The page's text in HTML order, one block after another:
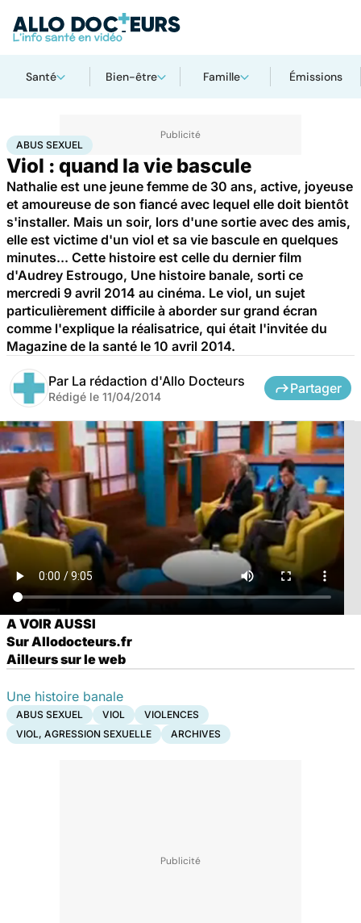
Santé Bien-être Famille Émissions
Accueil SantéAbus sexuel
ABUS SEXUEL
Viol : quand la vie bascule
Nathalie est une jeune femme de 30 ans, active, joyeuse
et amoureuse de son fiancé avec lequel elle doit bientôt
s'installer. Mais un soir, lors d'une sortie avec des amis,
elle est victime d'un viol et sa vie bascule en quelques
minutes... Cette histoire est celle du dernier film
d'Audrey Estrougo, Une histoire banale, sorti ce
mercredi 9 avril 2014 au cinéma. Le viol, un sujet
particulièrement difficile à aborder sur grand écran
comme l'explique la réalisatrice, qui était l'invitée du
Magazine de la santé le 10 avril 2014.
Par La rédaction d'Allo Docteurs
Rédigé le 11/04/2014
Partager
A VOIR AUSSI
Sur Allodocteurs.fr
Ailleurs sur le web
Une histoire banale
ABUS SEXUEL VIOL
VIOLENCES
VIOL, AGRESSION SEXUELLE
ARCHIVES